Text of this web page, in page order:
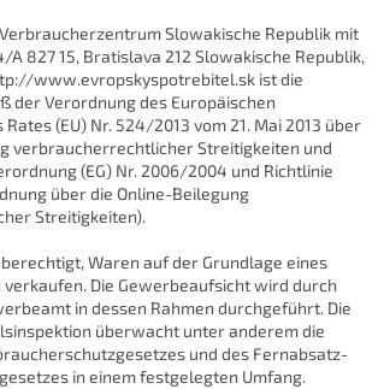
Slowakische Republik mit
A 827 15, Bratislava 212 Slowakische Republik,
www.evropskyspotrebitel.sk ist die
der Verordnung des Europäischen
(EU) Nr. 524/2013 vom 21. Mai 2013 über
verbraucherrechtlicher Streitigkeiten und
(EG) Nr. 2006/2004 und Richtlinie
über die Online-Beilegung
Streitigkeiten).
Waren auf der Grundlage eines
verkaufen. Die Gewerbeaufsicht wird durch
in dessen Rahmen durchgeführt. Die
überwacht unter anderem die
und des Fernabsatz-
in einem festgelegten Umfang.